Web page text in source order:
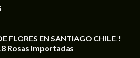
FLORES EN SANTIAGO CHILE!!
Rosas Importadas